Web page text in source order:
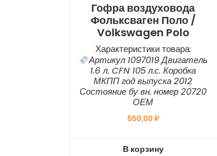
Гофра воздуховода
Фольксваген Поло /
Volkswagen Polo
Характеристики товара:
Артикул 1097019 Двигатель
1.6 л. CFN 105 л.с. Коробка
МКПП год выпуска 2012
Состояние бу вн. номер 20720
ОЕМ
550,00₽
В корзину